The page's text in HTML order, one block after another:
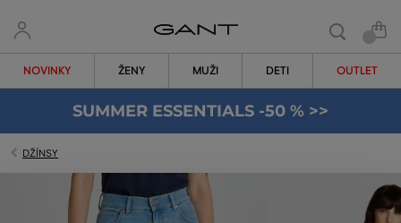
NOVINKY ŽENY MUŽI DETI OUTLET
SUMMER ESSENTIALS -50 % >>
DŽÍNSY